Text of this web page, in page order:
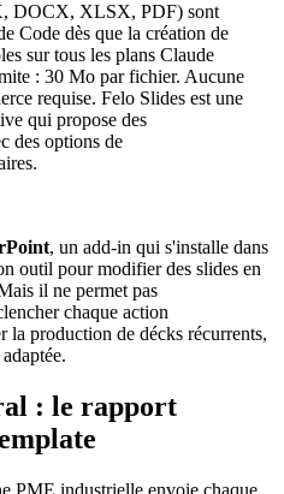
DOCX, XLSX, PDF) sont
Code dès que la création de
sur tous les plans Claude
: 30 Mo par fichier. Aucune
requise. Felo Slides est une
qui propose des
des options de
, un add-in qui s'installe dans
outil pour modifier des slides en
il ne permet pas
chaque action
la production de décks récurrents,
: le rapport